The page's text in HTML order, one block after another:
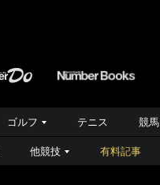
ゴルフ テニス 競馬
他競技 有料記事